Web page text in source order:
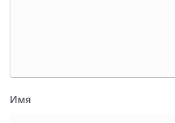
Имя